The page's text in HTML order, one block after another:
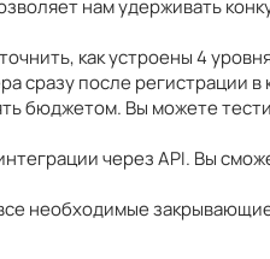
нам удерживать
как устроены 4
после регистрации в
бюджетом. Вы можете
через API. Вы
необходимые